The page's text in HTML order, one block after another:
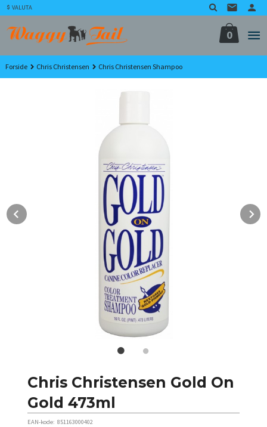
Gå
til
innholdet
VALUTA
0
Forside Chris Christensen Chris Christensen Shampoo
Chris Christensen Gold On
Gold 473ml
EAN-kode: 851163000402